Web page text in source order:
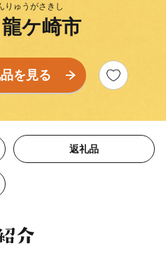
りゅうがさきし
ケ崎市
を見る
返礼品